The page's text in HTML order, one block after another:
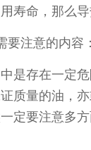
寿命，那么
注意的内容：
是存在一定
质量的油，
定要注意多方